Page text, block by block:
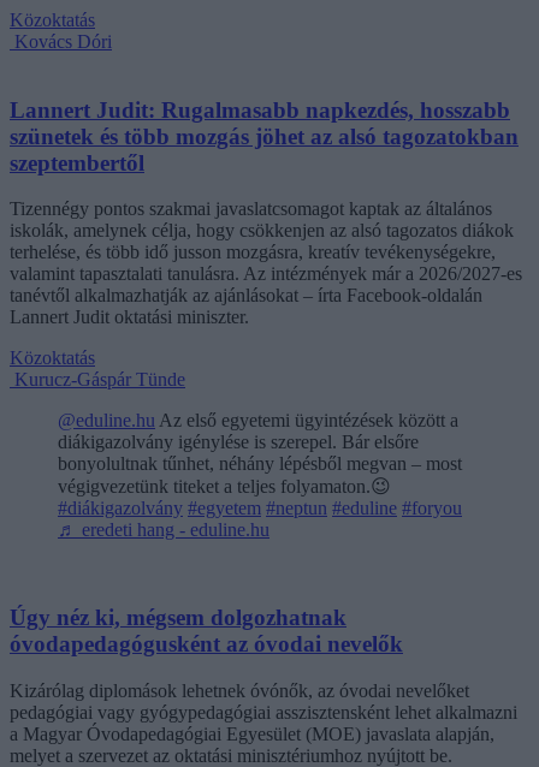
Közoktatás
Kovács Dóri
Lannert Judit: Rugalmasabb napkezdés, hosszabb
szünetek és több mozgás jöhet az alsó tagozatokban
szeptembertől
Tizennégy pontos szakmai javaslatcsomagot kaptak az általános
iskolák, amelynek célja, hogy csökkenjen az alsó tagozatos diákok
terhelése, és több idő jusson mozgásra, kreatív tevékenységekre,
valamint tapasztalati tanulásra. Az intézmények már a 2026/2027-es
tanévtől alkalmazhatják az ajánlásokat – írta Facebook-oldalán
Lannert Judit oktatási miniszter.
Közoktatás
Kurucz-Gáspár Tünde
@eduline.hu Az első egyetemi ügyintézések között a
diákigazolvány igénylése is szerepel. Bár elsőre
bonyolultnak tűnhet, néhány lépésből megvan – most
végigvezetünk titeket a teljes folyamaton.😉
#diákigazolvány #egyetem #neptun #eduline #foryou
♬ eredeti hang - eduline.hu
Úgy néz ki, mégsem dolgozhatnak
óvodapedagógusként az óvodai nevelők
Kizárólag diplomások lehetnek óvónők, az óvodai nevelőket
pedagógiai vagy gyógypedagógiai asszisztensként lehet alkalmazni
a Magyar Óvodapedagógiai Egyesület (MOE) javaslata alapján,
melyet a szervezet az oktatási minisztériumhoz nyújtott be.